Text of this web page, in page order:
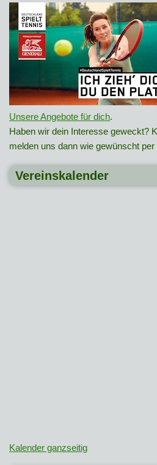
Unsere Angebote für dich.
Haben wir dein Interesse geweckt?
melden uns dann wie gewünscht per
Vereinskalender
Kalender ganzseitig